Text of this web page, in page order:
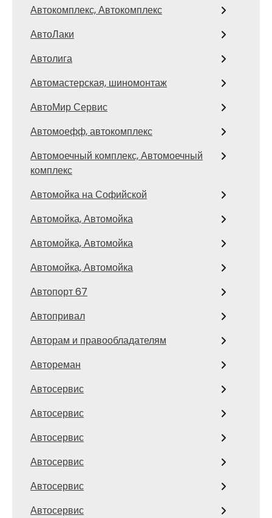
Автокомплекс, Автокомплекс
АвтоЛаки
Автолига
Автомастерская, шиномонтаж
АвтоМир Сервис
Автомоефф, автокомплекс
Автомоечный комплекс, Автомоечный
комплекс
Автомойка на Софийской
Автомойка, Автомойка
Автомойка, Автомойка
Автомойка, Автомойка
Автопорт 67
Автопривал
Авторам и правообладателям
Автореман
Автосервис
Автосервис
Автосервис
Автосервис
Автосервис
Автосервис